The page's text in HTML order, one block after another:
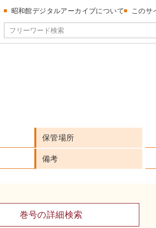
昭和館デジタルアーカイブについて このサ
保管場所
備考
巻号の詳細検索